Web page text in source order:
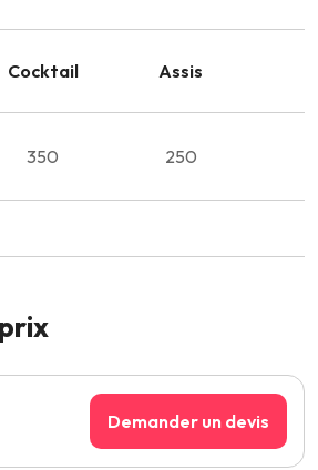
Cocktail Assis
350 250
Demander un devis